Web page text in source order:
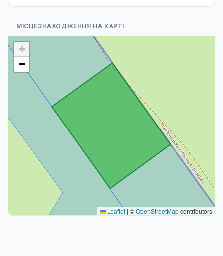
МІСЦЕЗНАХОДЖЕННЯ НА КАРТІ
+
−
Leaflet | ©OpenStreetMapcontributors